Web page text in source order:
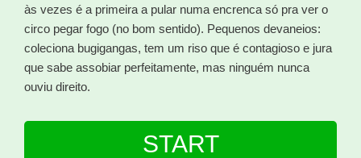
às vezes é a primeira a pular numa encrenca só pra ver o
circo pegar fogo (no bom sentido). Pequenos devaneios:
coleciona bugigangas, tem um riso que é contagioso e jura
que sabe assobiar perfeitamente, mas ninguém nunca
ouviu direito.
START